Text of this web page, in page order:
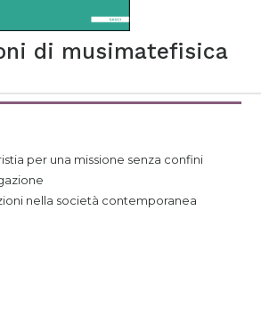
di musimatefisica
per una missione senza confini
nella società contemporanea